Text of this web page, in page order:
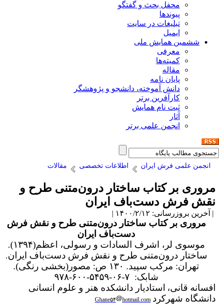
محفل بحث و گفتگو
پیوندها
تبلیغات در سایت
ایمیل
ششمین همایش ملی
معرفی
کمیته‌ها
مقاله
پایان نامه
دانش آموخته، دانشجو و پژوهشگر
کارآفرین برتر
ثبت نام همایش
آثار
انجمن علمی برتر
انجمن علمی فرش ایران اطلاعات تخصصی مقالات
بر کتاب ساختار درون‌متنی طرح و
فرش دست‌باف ایران
بروزرسانی: ۱۴۰۰/۲/۱۲ |
مروری بر کتاب ساختار درون‌متنی طرح و نقش فرش
دست‌باف ایران
موسوی لر، اشرف السادات و رسولی، اعظم(۱۳۹۴).
ساختار درون‌متنی طرح و نقش فرش دست‌باف ایران.
تهران: مرکب سپید. ۱۳۰ ص: مصور(بخشی رنگی).
شابک: ۷-۰۶-۵۴۵۹-۶۰۰-۹۷۸
قانی، استادیار دانشکده هنر و علوم انسانی
شهرکرد
Ghane۵۴ hotmail.com